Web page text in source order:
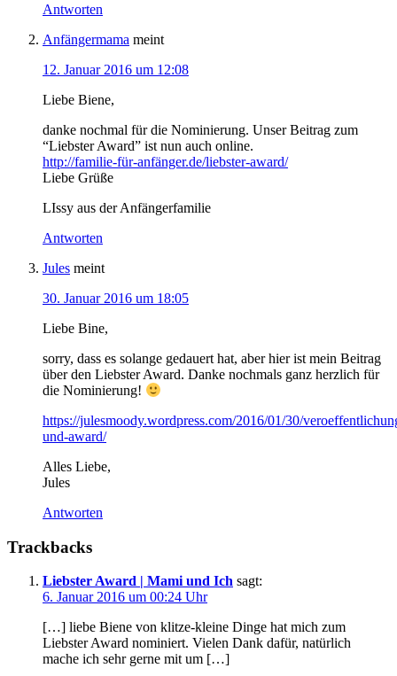
Antworten
Anfängermama meint
12. Januar 2016 um 12:08
Liebe Biene,
danke nochmal für die Nominierung. Unser Beitrag zum
“Liebster Award” ist nun auch online.
http://familie-für-anfänger.de/liebster-award/
Liebe Grüße
LIssy aus der Anfängerfamilie
Antworten
Jules meint
30. Januar 2016 um 18:05
Liebe Bine,
sorry, dass es solange gedauert hat, aber hier ist mein Beitrag
über den Liebster Award. Danke nochmals ganz herzlich für
die Nominierung!
https://julesmoody.wordpress.com/2016/01/30/
und-award/
Alles Liebe,
Jules
Antworten
Trackbacks
Liebster Award | Mami und Ich sagt:
6. Januar 2016 um 00:24 Uhr
[…] liebe Biene von klitze-kleine Dinge hat mich zum
Liebster Award nominiert. Vielen Dank dafür, natürlich
mache ich sehr gerne mit um […]